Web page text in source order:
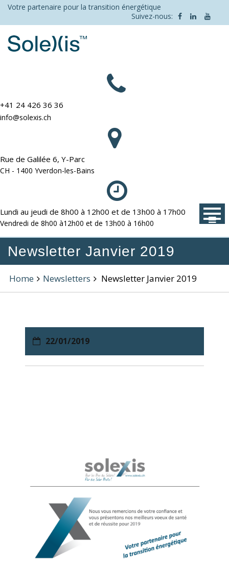
Skip
content
Votre partenaire pour la transition énergétique
Suivez-nous:
+41 24 426 36 36
info@solexis.ch
Rue de Galilée 6, Y-Parc
CH - 1400 Yverdon-les-Bains
Lundi au jeudi de 8h00 à 12h00 et de 13h00 à 17h00
Vendredi de 8h00 à12h00 et de 13h00 à 16h00
Newsletter Janvier 2019
Home Newsletters Newsletter Janvier 2019
22/01/2019